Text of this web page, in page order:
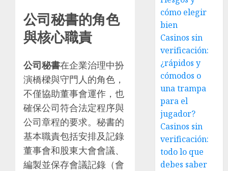
公司秘書的角色
與核心職責
公司秘書在企業治理中扮
演橋樑與守門人的角色，
不僅協助董事會運作，也
確保公司符合法定程序與
公司章程的要求。秘書的
基本職責包括安排及記錄
董事會和股東大會會議、
編製並保存會議記錄（會
cómo elegir
bien
Casinos sin
verificación:
¿rápidos y
cómodos o
una trampa
para el
jugador?
Casinos sin
verificación:
todo lo que
debes saber